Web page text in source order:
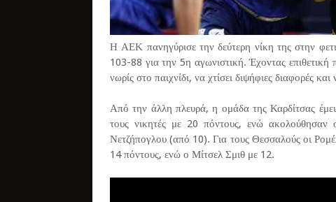
Η ΑΕΚ πανηγύρισε την δεύτερη νίκη της στην
103-88 για την 5η αγωνιστική. Έχοντας
νωρίς στο παιχνίδι, να χτίσει διψήφιες διαφορές
Από την άλλη πλευρά, η ομάδα της Καρδίτσας
τους νικητές με 20 πόντους, ενώ
Νετζήπογλου (από 10). Για τους Θεσσαλούς οι
14 πόντους, ενώ ο Μίτσελ Σμιθ με 12.